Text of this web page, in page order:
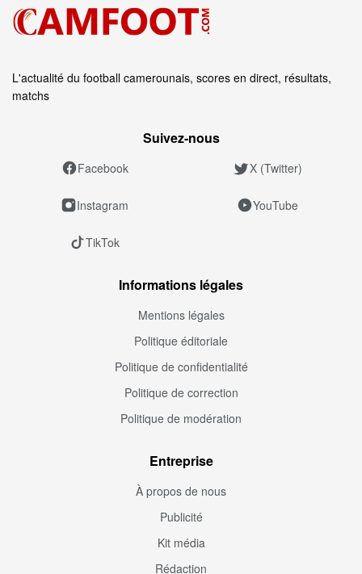
L'actualité du football camerounais, scores en direct, résultats,
matchs
Suivez‑nous
Facebook X (Twitter)
Instagram YouTube
TikTok
Informations légales
Mentions légales
Politique éditoriale
Politique de confidentialité
Politique de correction
Politique de modération
Entreprise
À propos de nous
Publicité
Kit média
Rédaction